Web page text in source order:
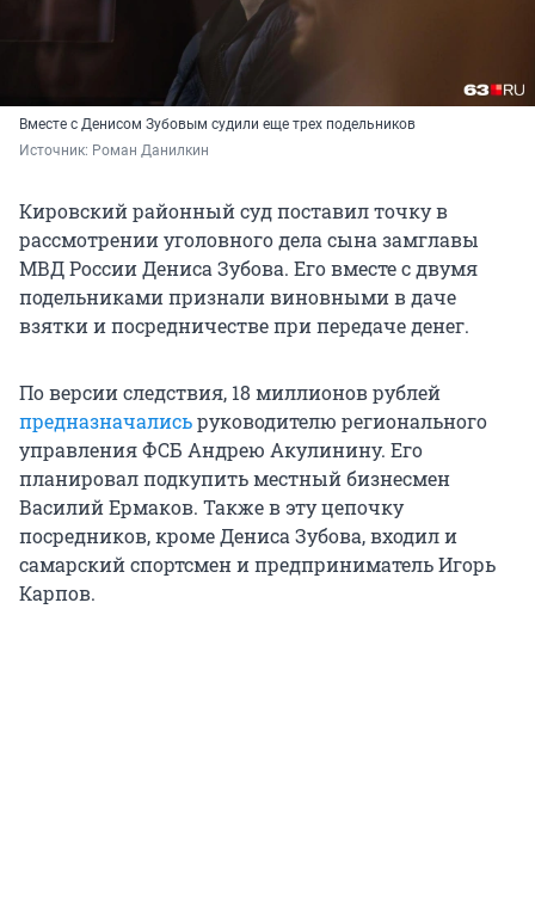
Вместе с Денисом Зубовым судили еще трех подельников
Источник: Роман Данилкин
Кировский районный суд поставил точку в
рассмотрении уголовного дела сына замглавы
МВД России Дениса Зубова. Его вместе с двумя
подельниками признали виновными в даче
взятки и посредничестве при передаче денег.
По версии следствия, 18 миллионов рублей
предназначалисьруководителю регионального
управления ФСБ Андрею Акулинину. Его
планировал подкупить местный бизнесмен
Василий Ермаков. Также в эту цепочку
посредников, кроме Дениса Зубова, входил и
самарский спортсмен и предприниматель Игорь
Карпов.